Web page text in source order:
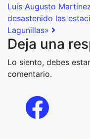
Luis Augusto
desastenido las
Lagunillas»
Deja una
Lo siento, debes estar
comentario.